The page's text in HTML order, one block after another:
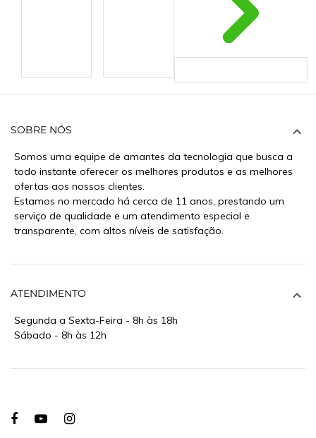
SOBRE NÓS
Somos uma equipe de amantes da tecnologia que busca a
todo instante oferecer os melhores produtos e as melhores
ofertas aos nossos clientes.
Estamos no mercado há cerca de 11 anos, prestando um
serviço de qualidade e um atendimento especial e
transparente, com altos níveis de satisfação.
ATENDIMENTO
Segunda a Sexta-Feira - 8h às 18h
Sábado - 8h às 12h